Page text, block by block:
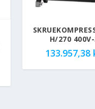
H/270
133.957,38